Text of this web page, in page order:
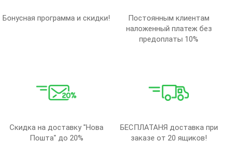
Бонусная программа и скидки!
Постоянным клиентам
наложенный платеж без
предоплаты 10%
Скидка на доставку "Нова
Пошта" до 20%
БЕСПЛАТАНЯ доставка при
заказе от 20 ящиков!